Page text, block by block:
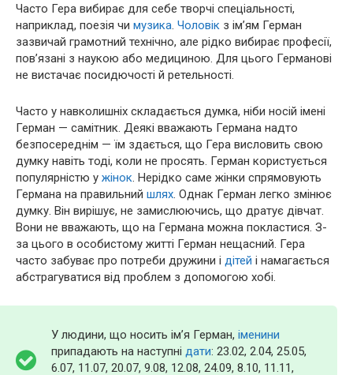
Часто Гера вибирає для себе творчі спеціальності,
наприклад, поезія чи музика Чоловік з ім’ям Герман
зазвичай грамотний технічно, але рідко вибирає професії,
пов’язані з наукою або медициною. Для цього Германові
не вистачає посидючості й ретельності.
Часто у навколишніх складається думка, ніби носій імені
Герман — самітник. Деякі вважають Германа надто
безпосереднім — їм здається, що Гера висловить свою
думку навіть тоді, коли не просять. Герман користується
популярністю у жінок . Нерідко саме жінки спрямовують
Германа на правильний шлях . Однак Герман легко змінює
думку. Він вирішує, не замислюючись, що дратує дівчат.
Вони не вважають, що на Германа можна покластися. З-
за цього в особистому житті Герман нещасний. Гера
часто забуває про потреби дружини і дітей і намагається
абстрагуватися від проблем з допомогою хобі.
У людини, що носить ім’я Герман, іменини
припадають на наступні дати: 23.02, 2.04, 25.05,
6.07, 11.07, 20.07, 9.08, 12.08, 24.09, 8.10, 11.11,